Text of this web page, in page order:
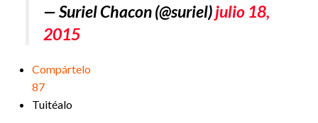
— Suriel Chacon (@suriel)julio 18,
2015
Compártelo
87
Tuitéalo